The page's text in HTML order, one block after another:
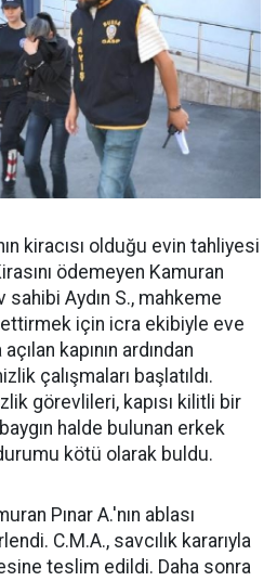
kiracısı olduğu evin tahliyesi
ödemeyen Kamuran
sahibi Aydın S., mahkeme
ettirmek için icra ekibiyle eve
kapının ardından
çalışmaları başlatıldı.
görevlileri, kapısı kilitli bir
halde bulunan erkek
kötü olarak buldu.
Pınar A.'nın ablası
C.M.A., savcılık kararıyla
teslim edildi. Daha sonra